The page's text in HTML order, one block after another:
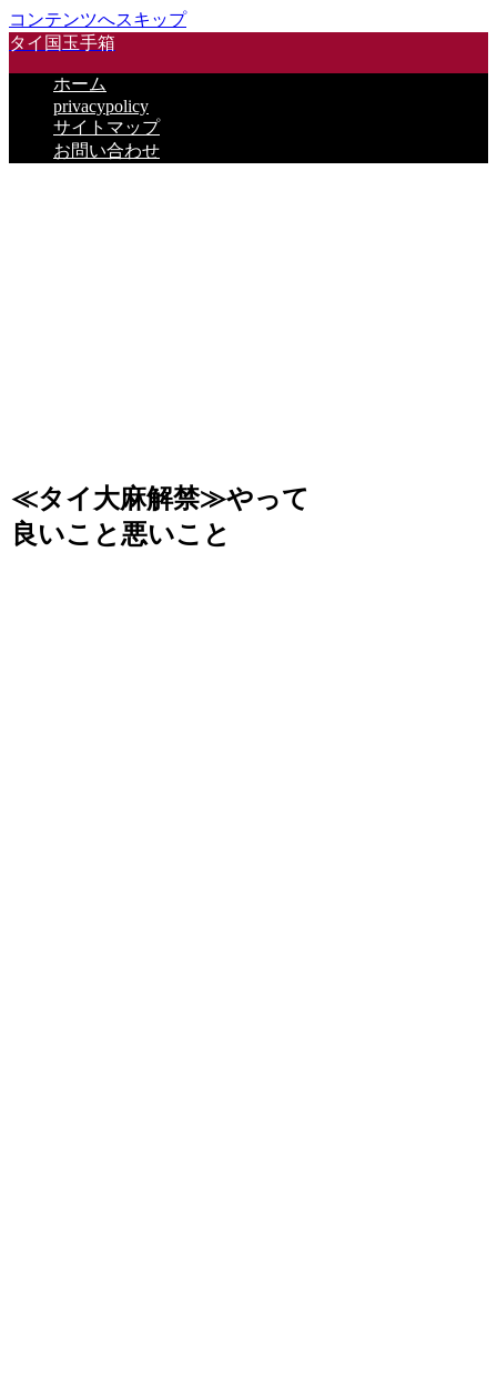
コンテンツへスキップ
タイ国玉手箱
ホーム
privacypolicy
サイトマップ
お問い合わせ
≪タイ大麻解禁≫やって
良いこと悪いこと